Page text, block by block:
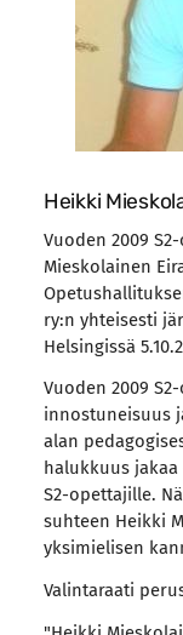
Heikki
Vuoden 2009
Mieskolainen
ry:n yhteisesti
Helsingissä
Vuoden 2009
innostuneisuus
alan
halukkuus
S2-opettajille.
suhteen Heikki
yksimielisen
Valintaraati